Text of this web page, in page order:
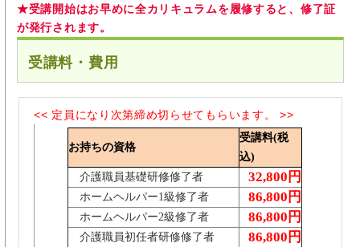
★受講開始はお早めに全カリキュラムを履修すると、修了証
が発行されます。
受講料・費用
<< 定員になり次第締め切らせてもらいます。 >>
お持ちの資格
受講料(税
込)
介護職員基礎研修修了者
32,800円
ホームヘルパー1級修了者 86,800円
ホームヘルパー2級修了者 86,800円
介護職員初任者研修修了者 86,800円